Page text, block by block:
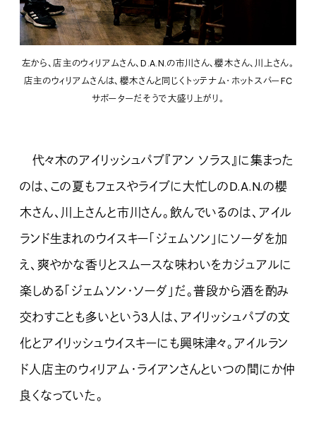
左から、店主のウィリアムさん、D.A.N.の市川さん、櫻木さん、川上さん。
店主のウィリアムさんは、櫻木さんと同じくトッテナム・ホットスパーFC
サポーターだそうで大盛り上がり。
代々木のアイリッシュパブ『アン ソラス』に集まった
のは、この夏もフェスやライブに大忙しのD.A.N.の櫻
木さん、川上さんと市川さん。飲んでいるのは、アイル
ランド生まれのウイスキー「ジェムソン」にソーダを加
え、爽やかな香りとスムースな味わいをカジュアルに
楽しめる「ジェムソン・ソーダ」だ。普段から酒を酌み
交わすことも多いという3人は、アイリッシュパブの文
化とアイリッシュウイスキーにも興味津々。アイルラン
ド人店主のウィリアム・ライアンさんといつの間にか仲
良くなっていた。